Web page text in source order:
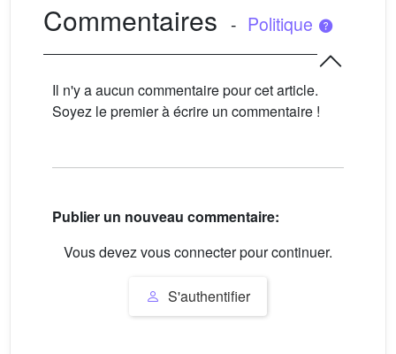
Commentaires - Politique
Il n'y a aucun commentaire pour cet article.
Soyez le premier à écrire un commentaire !
Publier un nouveau commentaire:
Vous devez vous connecter pour continuer.
S'authentifier